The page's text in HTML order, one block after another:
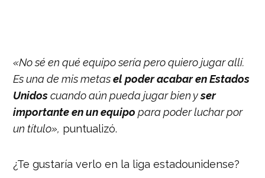
«No sé en qué equipo sería pero quiero jugar allí.
Es una de mis metasel poder acabar en Estados
Unidoscuando aún pueda jugar bien yser
importante en un equipo para poder luchar por
un título», puntualizó.
¿Te gustaría verlo en la liga estadounidense?